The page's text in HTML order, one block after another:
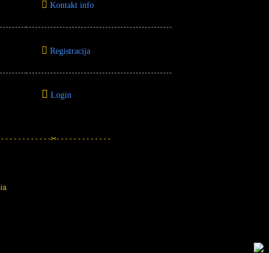
Kontakt info
Registracija
Login
- - - - - - - - - -✂- - - - - - - - - - - - -